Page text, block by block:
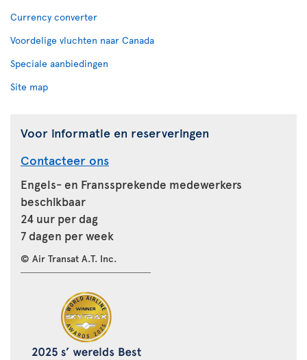
Currency converter
Voordelige vluchten naar Canada
Speciale aanbiedingen
Site map
Voor informatie en reserveringen
Contacteer ons
Engels- en Franssprekende medewerkers
beschikbaar
24 uur per dag
7 dagen per week
© Air Transat A.T. Inc.